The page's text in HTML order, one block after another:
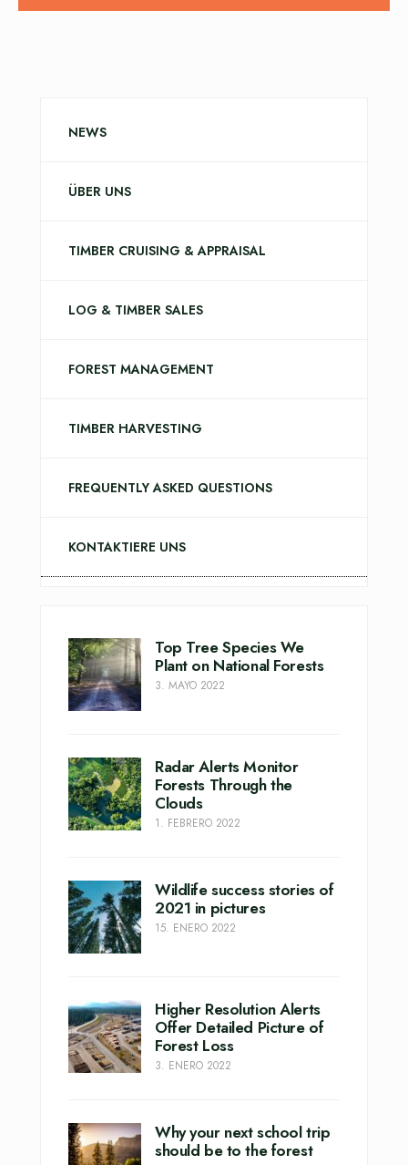
NEWS
ÜBER UNS
TIMBER CRUISING & APPRAISAL
LOG & TIMBER SALES
FOREST MANAGEMENT
TIMBER HARVESTING
FREQUENTLY ASKED QUESTIONS
KONTAKTIERE UNS
Top Tree Species We
Plant on National Forests
3. MAYO 2022
Radar Alerts Monitor
Forests Through the
Clouds
1. FEBRERO 2022
Wildlife success stories of
2021 in pictures
15. ENERO 2022
Higher Resolution Alerts
Offer Detailed Picture of
Forest Loss
3. ENERO 2022
Why your next school trip
should be to the forest